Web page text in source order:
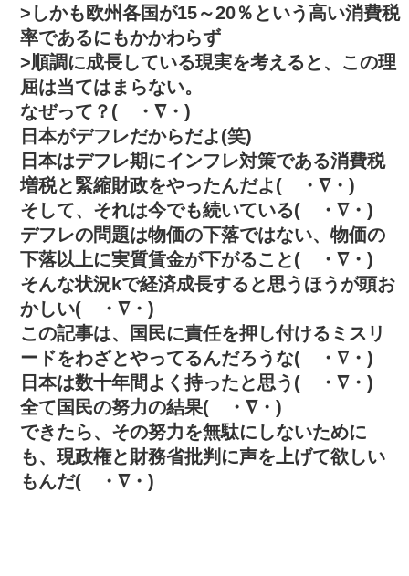
>しかも欧州各国が15～20％という高い消費税
率であるにもかかわらず
>順調に成長している現実を考えると、この理
屈は当てはまらない。
なぜって？( ・∇・)
日本がデフレだからだよ(笑)
日本はデフレ期にインフレ対策である消費税
増税と緊縮財政をやったんだよ( ・∇・)
そして、それは今でも続いている( ・∇・)
デフレの問題は物価の下落ではない、物価の
下落以上に実質賃金が下がること( ・∇・)
そんな状況kで経済成長すると思うほうが頭お
かしい( ・∇・)
この記事は、国民に責任を押し付けるミスリ
ードをわざとやってるんだろうな( ・∇・)
日本は数十年間よく持ったと思う( ・∇・)
全て国民の努力の結果( ・∇・)
できたら、その努力を無駄にしないために
も、現政権と財務省批判に声を上げて欲しい
もんだ( ・∇・)